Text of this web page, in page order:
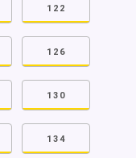
122
126
130
134